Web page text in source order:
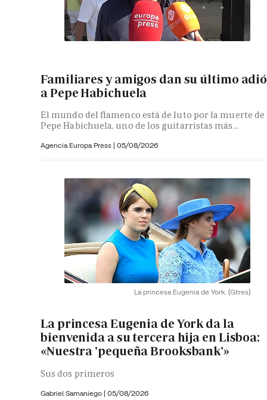
Familiares y amigos dan su último
a Pepe Habichuela
El mundo del flamenco está de luto por la muerte de
Pepe Habichuela, uno de los guitarristas más...
Agencia Europa Press | 05/08/2026
La princesa Eugenia de York. (Gtres)
La princesa Eugenia de York da la
bienvenida a su tercera hija en Lisboa:
«Nuestra 'pequeña Brooksbank'»
Sus dos primeros
Gabriel Samaniego | 05/08/2026